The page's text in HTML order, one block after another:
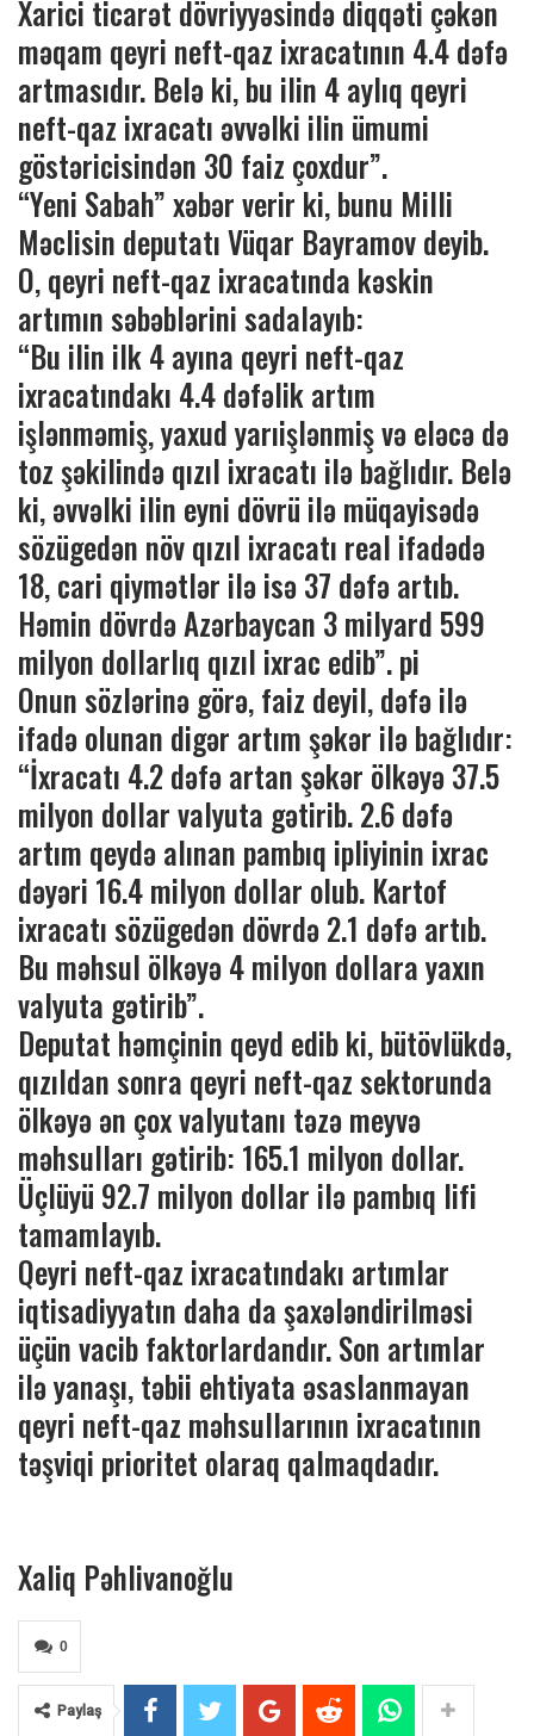
Xarici ticarət dövriyyəsində diqqəti çəkən
məqam qeyri neft-qaz ixracatının 4.4 dəfə
artmasıdır. Belə ki, bu ilin 4 aylıq qeyri
neft-qaz ixracatı əvvəlki ilin ümumi
göstəricisindən 30 faiz çoxdur”.
“Yeni Sabah” xəbər verir ki, bunu Milli
Məclisin deputatı Vüqar Bayramov deyib.
O, qeyri neft-qaz ixracatında kəskin
artımın səbəblərini sadalayıb:
“Bu ilin ilk 4 ayına qeyri neft-qaz
ixracatındakı 4.4 dəfəlik artım
işlənməmiş, yaxud yarıişlənmiş və eləcə də
toz şəkilində qızıl ixracatı ilə bağlıdır. Belə
ki, əvvəlki ilin eyni dövrü ilə müqayisədə
sözügedən növ qızıl ixracatı real ifadədə
18, cari qiymətlər ilə isə 37 dəfə artıb.
Həmin dövrdə Azərbaycan 3 milyard 599
milyon dollarlıq qızıl ixrac edib”. pi
Onun sözlərinə görə, faiz deyil, dəfə ilə
ifadə olunan digər artım şəkər ilə bağlıdır:
“İxracatı 4.2 dəfə artan şəkər ölkəyə 37.5
milyon dollar valyuta gətirib. 2.6 dəfə
artım qeydə alınan pambıq ipliyinin ixrac
dəyəri 16.4 milyon dollar olub. Kartof
ixracatı sözügedən dövrdə 2.1 dəfə artıb.
Bu məhsul ölkəyə 4 milyon dollara yaxın
valyuta gətirib”.
Deputat həmçinin qeyd edib ki, bütövlükdə,
qızıldan sonra qeyri neft-qaz sektorunda
ölkəyə ən çox valyutanı təzə meyvə
məhsulları gətirib: 165.1 milyon dollar.
Üçlüyü 92.7 milyon dollar ilə pambıq lifi
tamamlayıb.
Qeyri neft-qaz ixracatındakı artımlar
iqtisadiyyatın daha da şaxələndirilməsi
üçün vacib faktorlardandır. Son artımlar
ilə yanaşı, təbii ehtiyata əsaslanmayan
qeyri neft-qaz məhsullarının ixracatının
təşviqi prioritet olaraq qalmaqdadır.
Xaliq Pəhlivanoğlu
0
Paylaş